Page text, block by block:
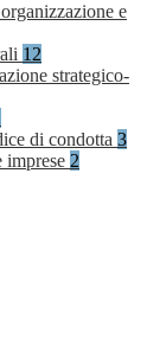
e
12
strategico-
di condotta 3
2